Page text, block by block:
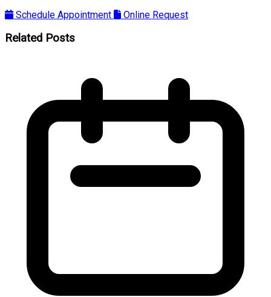
Schedule Appointment
Online Request
Related Posts